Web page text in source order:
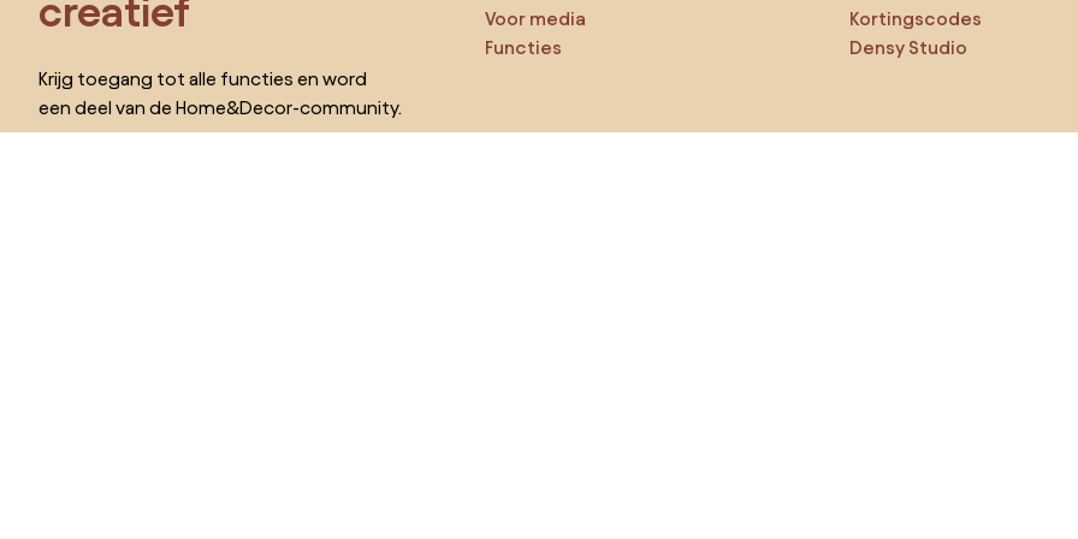
creatief
Krijg toegang tot alle functies en word
een deel van de Home&Decor-community.
Voor media
Functies
Kortingscodes
Densy Studio